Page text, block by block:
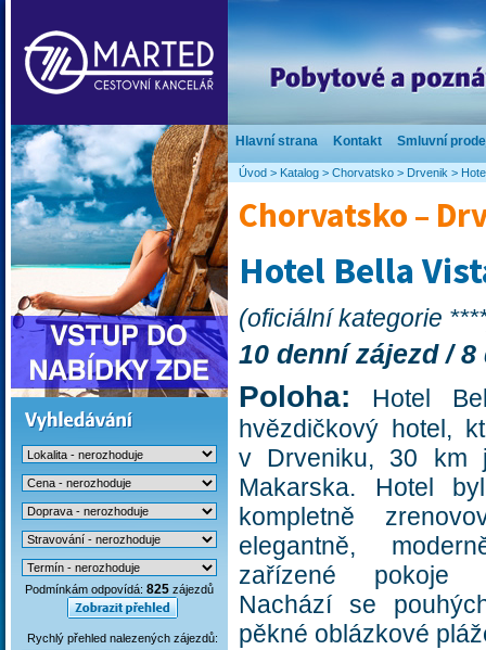
Hlavní strana Kontakt Smluvní
Podmínkám odpovídá: 825 zájezdů
Rychlý přehled nalezených zájezdů:
Úvod > Katalog > Chorvatsko > Drvenik >
Chorvatsko –
Hotel Bella
(oficiální kategorie
10 denní zájezd /
Poloha: Hotel
hvězdičkový hotel,
v Drveniku, 30 km
Makarska. Hotel
kompletně
elegantně,
zařízené pokoje
Nachází se
pěkné oblázkové